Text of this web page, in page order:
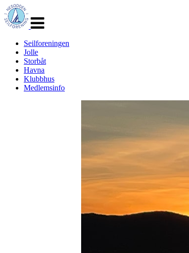
navigasjon
Seilforeningen
Jolle
Storbåt
Havna
Klubbhus
Medlemsinfo